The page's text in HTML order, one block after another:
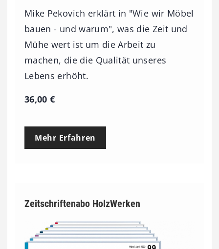
Mike Pekovich erklärt in "Wie wir Möbel
bauen - und warum", was die Zeit und
Mühe wert ist um die Arbeit zu
machen, die die Qualität unseres
Lebens erhöht.
36,00€
Mehr Erfahren
Zeitschriftenabo HolzWerken